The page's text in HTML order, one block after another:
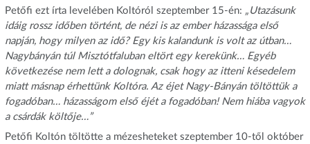
Petőfi ezt írta levelében Koltóról szeptember 15-én: „Utazásunk
idáig rossz időben történt, de nézi is az ember házassága első
napján, hogy milyen az idő? Egy kis kalandunk is volt az útban…
Nagybányán túl Misztótfaluban eltört egy kerekünk… Egyéb
következése nem lett a dolognak, csak hogy az itteni késedelem
miatt másnap érhettünk Koltóra. Az éjet Nagy-Bányán töltöttük a
fogadóban… házasságom első éjét a fogadóban! Nem hiába vagyok
a csárdák költője…”
Petőfi Koltón töltötte a mézesheteket szeptember 10-től október